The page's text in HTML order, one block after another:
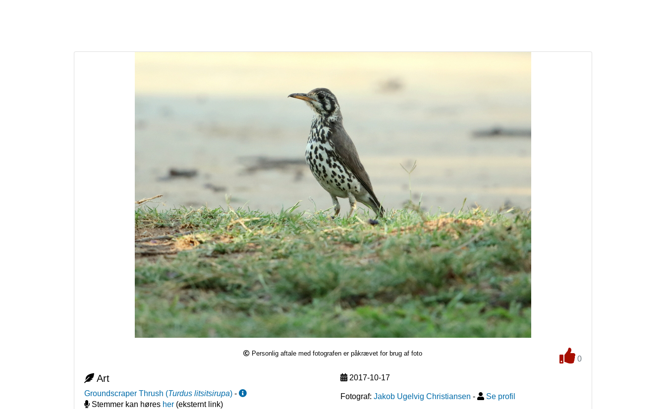
Personlig aftale med fotografen er påkrævet for brug af foto
0
Art
Groundscraper Thrush (Turdus litsitsirupa)-
Stemmer kan høres her (eksternt link)
2017-10-17
Fotograf: Jakob Ugelvig Christiansen - Se profil